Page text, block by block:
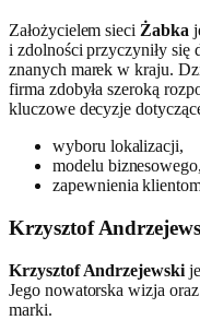
Założycielem sieci Żabka
i zdolności przyczyniły się
znanych marek w kraju.
firma zdobyła szeroką
kluczowe decyzje
wyboru lokalizacji,
modelu biznesowego,
zapewnienia
Krzysztof
Krzysztof Andrzejewski
Jego nowatorska wizja
marki.